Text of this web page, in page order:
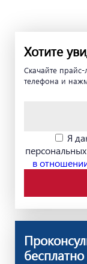
Хотите
Скачайте
телефона и
Я
в
бесплатно